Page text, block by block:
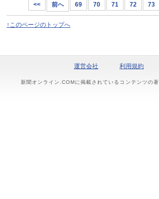
<< 前へ 69 70 71 72 73
↑このページのトップへ
運営会社 利用規約
新聞オンライン.COMに掲載されているコンテンツの